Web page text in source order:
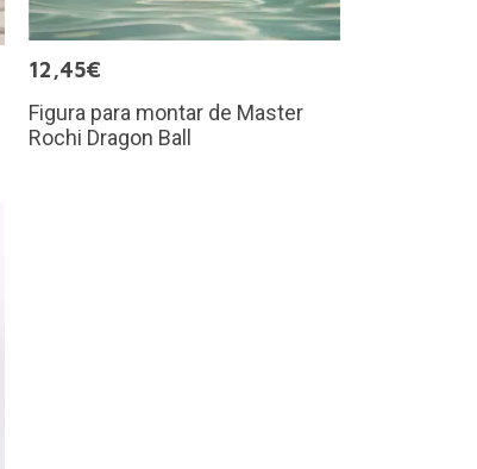
12,45€
Figura para montar de Master
Rochi Dragon Ball